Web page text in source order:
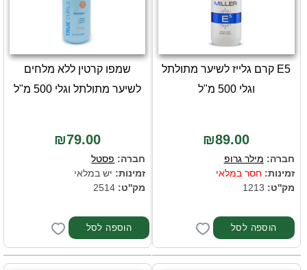
E5 קרם גלייז לשיער מתולתל
וגלי 500 מ"ל
₪89.00
חברה: מילר גרופ
זמינות:חסר במלאי
מק''ט:
הוספה לסל
שמפו קרטין ללא מלחים
לשיער מתולתל וגלי 500 מ"ל
₪79.00
חברה: פסטל
זמינות: יש במלאי
מק''ט: